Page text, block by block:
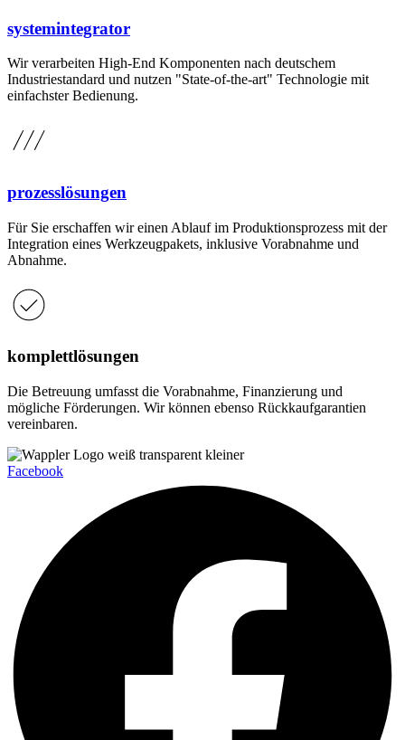
systemintegrator
Wir verarbeiten High-End Komponenten nach deutschem
Industriestandard und nutzen "State-of-the-art" Technologie mit
einfachster Bedienung.
prozesslösungen
Für Sie erschaffen wir einen Ablauf im Produktionsprozess mit der
Integration eines Werkzeugpakets, inklusive Vorabnahme und
Abnahme.
komplettlösungen
Die Betreuung umfasst die Vorabnahme, Finanzierung und
mögliche Förderungen. Wir können ebenso Rückkaufgarantien
vereinbaren.
Facebook